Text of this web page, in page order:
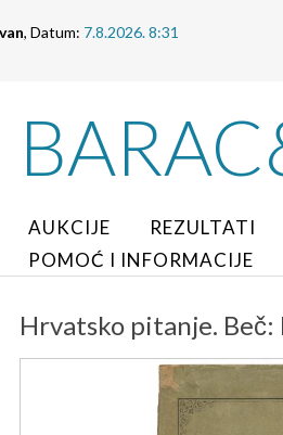
, Datum: 7.8.2026. 8:31
AUKCIJE
REZULTATI
POMOĆ I INFORMACIJE
Hrvatsko pitanje. Beč: